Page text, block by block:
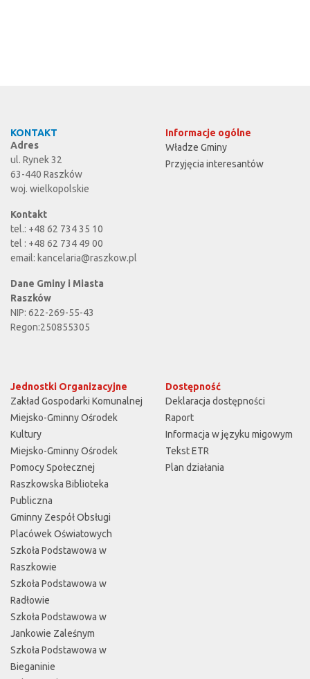
KONTAKT
Adres
ul. Rynek 32
63-440 Raszków
woj. wielkopolskie
Kontakt
tel.: +48 62 734 35 10
tel : +48 62 734 49 00
email: kancelaria@raszkow.pl
Dane Gminy i Miasta
Raszków
NIP: 622-269-55-43
Regon:250855305
Informacje ogólne
Władze Gminy
Przyjęcia interesantów
Jednostki Organizacyjne
Zakład Gospodarki Komunalnej
Miejsko-Gminny Ośrodek
Kultury
Miejsko-Gminny Ośrodek
Pomocy Społecznej
Raszkowska Biblioteka
Publiczna
Gminny Zespół Obsługi
Placówek Oświatowych
Szkoła Podstawowa w
Raszkowie
Szkoła Podstawowa w
Radłowie
Szkoła Podstawowa w
Jankowie Zaleśnym
Szkoła Podstawowa w
Bieganinie
Dostępność
Deklaracja dostępności
Raport
Informacja w języku migowym
Tekst ETR
Plan działania